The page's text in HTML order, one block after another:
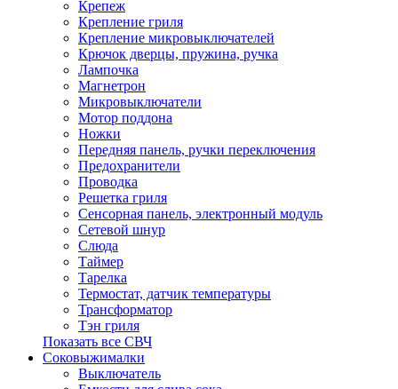
Крепеж
Крепление гриля
Крепление микровыключателей
Крючок дверцы, пружина, ручка
Лампочка
Магнетрон
Микровыключатели
Мотор поддона
Ножки
Передняя панель, ручки переключения
Предохранители
Проводка
Решетка гриля
Сенсорная панель, электронный модуль
Сетевой шнур
Слюда
Таймер
Тарелка
Термостат, датчик температуры
Трансформатор
Тэн гриля
Показать все СВЧ
Соковыжималки
Выключатель